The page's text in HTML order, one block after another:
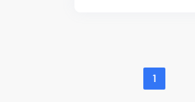
1